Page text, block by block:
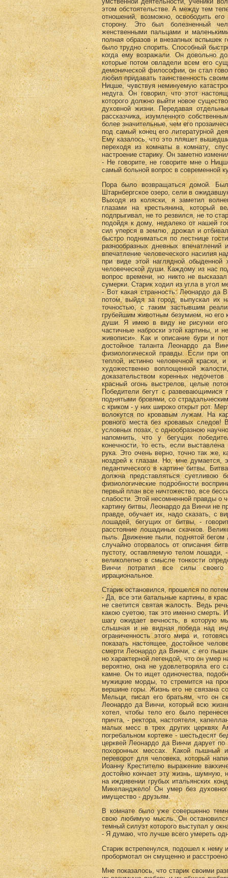
этом обстоятельстве. А между тем
отношений, возможно, освободить
сторону. Это был болезненный
женственными пальцами и
полная образов и внезапных вспышек
было трудно спорить. Способный
когда ему возражали. Он довольно
которые потом овладели всем его
демонической философии, он стал
любил придавать таинственность
Ницше, чувствуя неминуемую
недуга. Он говорил, что этот
которого должно выйти новое
духовной жизни. Передавая
рассказчика, изумленного
более значительные, чем его
под самый конец его литературной
Ему казалось, что это пляшет
переходя из комнаты в комнату,
настроение старику. Он заметно
- Не говорите, не говорите мне о
самый больной вопрос в современной
Пора было возвращаться домой.
Штарнбергское озеро, сели в
Выходя из коляски, я заметил
глазами на крестьянина, который
подпрыгивал, не то резвился, не то
подойдя к дому, недалеко от нашей
сил уперся в землю, дрожал и
быстро подниматься по лестнице
разнообразных дневных
впечатление человеческого насилия
при виде этой наглядной
человеческой души. Каждому из нас
вопрос времени, но никто не
сумерки. Старик ходил из угла в угол
- Вот какая странность: Леонардо да
потом, выйдя за город, выпускал их
точностью, с таким застывшим
грубейшим животным безумием, но его
души. Я имею в виду не рисунки его
частичные наброски этой картины, и
живописи». Как и описание бури и
достойное таланта Леонардо да
физиологической правды. Если при
теплой, истинно человечной краски,
художественно воплощенной
доказательством коренных
красный огонь выстрелов, целые
Победители бегут с
поднятыми бровями, со
с криком - у них широко открыт рот.
волокутся по кровавым лужам. На
ровного места без кровавых
условных позах, с однообразною
напомнить, что у бегущих
конечности, то есть, если
рука. Это очень верно, точно так же,
ноздрей к глазам. Но, мне думается,
педантического в картине битвы.
должна представляться суетливою
физиологические подробности
первый план все ничтожество, все
слабости. Этой несомненной правды о
картину битвы, Леонардо да Винчи не
правде, обучает их, надо сказать, с
лошадей, бегущих от битвы, -
расстояние лошадиных скачков.
пыль. Движение пыли, поднятой бегом
случайно оторвалось от описания
пустоту, оставляемую телом лошади,
великолепно в смысле тонкости
Винчи потратил все силы своего
иррациональное.
Старик остановился, прошелся по
- Да, все эти батальные картины, в
не светится святая жалость. Ведь
какою суетою, так это именно смерть.
шагу ожидает вечность, в которую
слышная и не видная победа над
ограниченность этого мира и,
показать настоящее, достойное
смерти Леонардо да Винчи, с его
но характерной легендой, что он умер
вероятно, она не удовлетворяла
камне. Он то ищет одиночества,
мужицкие морды, то стремится на
вершине горы. Жизнь его не связана
Мельци, писал его братьям, что он
Леонардо да Винчи, который всю
хотел, чтобы тело его было
причта, - ректора, настоятеля,
малых месс в трех других церквях
погребальном кортеже - шестьдесят
церквей Леонардо да Винчи дарует
похоронных мессах. Какой пышный
переворот для человека, который
Иоанну Крестителю выражение
достойно кончает эту жизнь, шумную,
на иждивении грубых итальянских
Микеланджело! Он умер без
имущество - друзьям.
В комнате было уже совершенно
свою любимую мысль. Он
темный силуэт которого выступал у
- Я думаю, что лучше всего умереть
Старик встрепенулся, подошел к нему
пробормотал он смущенно и
Мне показалось, что старик своими